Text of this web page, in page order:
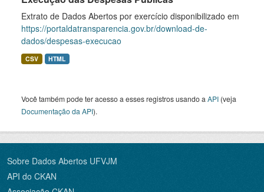
Extrato de Dados Abertos por exercício disponibilizado em
https://portaldatransparencia.gov.br/download-de-
dados/despesas-execucao
CSV HTML
Você também pode ter acesso a esses registros usando a API (veja
Documentação da API).
Sobre Dados Abertos UFVJM
API do CKAN